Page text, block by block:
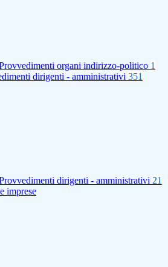
organi indirizzo-politico 1
dirigenti - amministrativi 351
dirigenti - amministrativi 21
imprese